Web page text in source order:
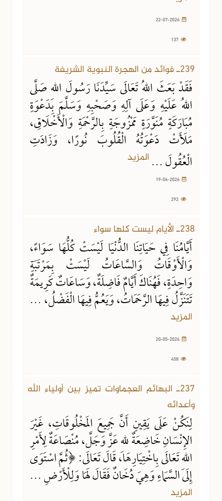
239ـ فوائد من الهجرة النبوية الشريفة
فَقَدْ بَعَثَ اللهُ تَعَالَى سَيِّدَنَا رَسُولَ اللهِ صَلَّى
اللهُ عَلَيْهِ وَعَلَى آلِهِ وَصَحْبِهِ وَسَلَّمَ بِدَعْوَةٍ
مُبَارَكَةٍ مُنَوَّرَةٍ مَمْزُوجَةٍ بِالرَّحْمَةِ وَالْأَخْلَاقِ،
مَلَأَتْ دَعْوَتُهُ الْقُلُوبَ نُورًا، وَزَادَتِ
الْعُقُولَ ... المزيد
238ـ الأيام ليست كلها سواء
أَيَّامُنَا فِي حَيَاتِنَا الدُّنْيَا لَيْسَتْ كُلُّهَا سَوَاءً،
وَالْأَوْقَاتُ وَالسَّاعَاتُ لَيْسَتْ بِمَرْتَبَةٍ
وَاحِدَةٍ، فَهُنَاكَ أَيَّامٌ فَاضِلَةٌ، وَسَاعَاتٌ كَرِيمَةٌ
تَتَنَزَّلُ فِيهَا الرَّحَمَاتُ، وَيَعُمُّ فِيهَا الْفَضْلُ، ...
المزيد
237ـ البهائم العجماوات تميز بين أولياء الله
وأعدائه
لِنَكُنْ عَلَى يَقِينٍ أَنَّ جَمِيعَ المَخْلُوقَاتِ، غَيْرَ
الإِنْسَانِ خَاضِعَةٌ للهِ عَزَّ وَجَلَّ، مُنْصَاعَةٌ لِأَمْرِ
اللهِ تَعَالَى بِاخْتِيَارِهَا، قَالَ تَعَالَى: ﴿ثُمَّ اسْتَوَى
إِلَى السَّمَاءِ وَهِيَ دُخَانٌ فَقَالَ لَهَا وَلِلْأَرْضِ ...
المزيد